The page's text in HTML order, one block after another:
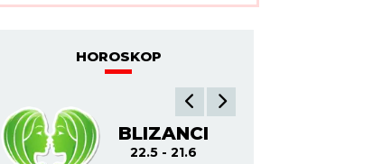
potomstvo i
HOROSKOP
BLIZANCI
22.5 - 21.6